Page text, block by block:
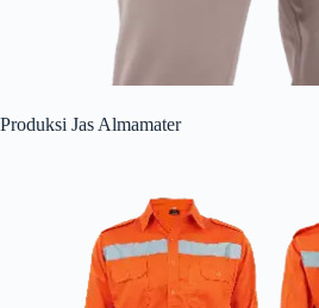
Produksi Jas Almamater